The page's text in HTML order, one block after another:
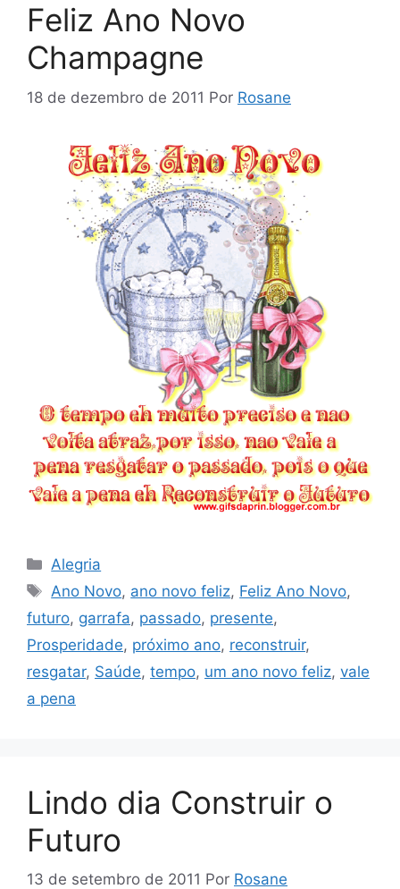
Feliz Ano Novo
Champagne
18 de dezembro de 2011 Por Rosane
Categorias
Alegria
Tags
Ano Novo, ano novo feliz, Feliz Ano Novo,
futuro, garrafa, passado, presente,
Prosperidade, próximo ano, reconstruir,
resgatar, Saúde, tempo, um ano novo feliz, vale
a pena
Lindo dia Construir o
Futuro
13 de setembro de 2011 Por Rosane